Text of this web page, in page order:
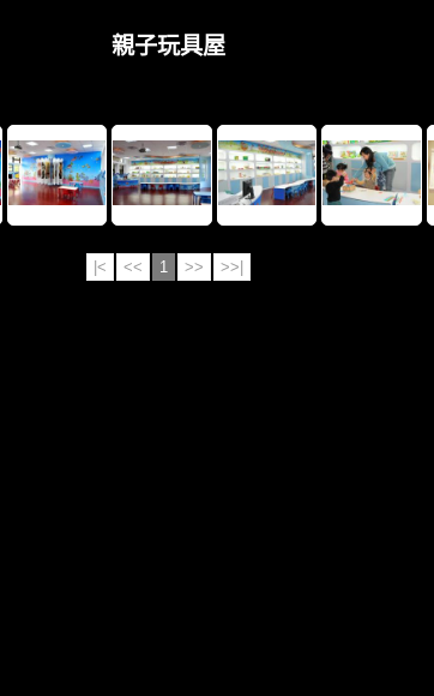
親子玩具屋
|< << 1 >> >>|